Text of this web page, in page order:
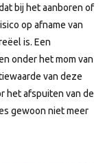
bij het aanboren of
op afname van
is. Een
onder het mom van
van deze
het afspuiten van de
gewoon niet meer